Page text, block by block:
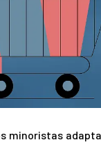
minoristas